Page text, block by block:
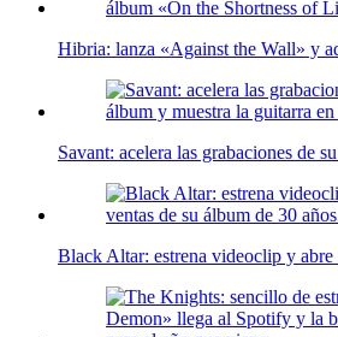
Hibria: lanza «Against the Wall» y
Savant: acelera las grabaciones de
Black Altar: estrena videoclip y